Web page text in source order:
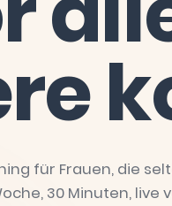
für Frauen, die
30 Minuten, live